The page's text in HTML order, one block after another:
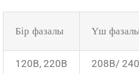
Бір фазалы Үш
120В, 220В 208В/